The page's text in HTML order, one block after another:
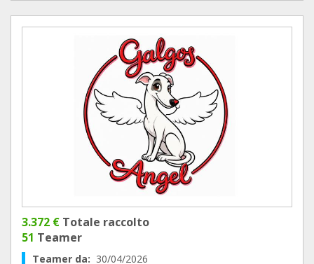
3.372 € Totale raccolto
51 Teamer
Teamer da: 30/04/2026